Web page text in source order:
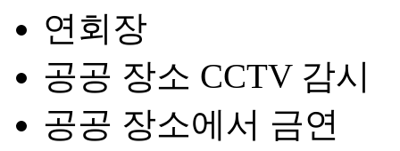
연회장
공공 장소 CCTV 감시
공공 장소에서 금연